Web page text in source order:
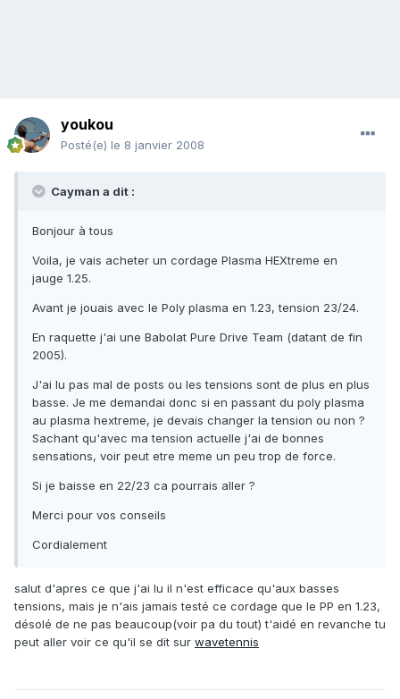
youkou
Posté(e) le 8 janvier 2008
Cayman a dit :
Bonjour à tous
Voila, je vais acheter un cordage Plasma HEXtreme en
jauge 1.25.
Avant je jouais avec le Poly plasma en 1.23, tension 23/24.
En raquette j'ai une Babolat Pure Drive Team (datant de fin
2005).
J'ai lu pas mal de posts ou les tensions sont de plus en plus
basse. Je me demandai donc si en passant du poly plasma
au plasma hextreme, je devais changer la tension ou non ?
Sachant qu'avec ma tension actuelle j'ai de bonnes
sensations, voir peut etre meme un peu trop de force.
Si je baisse en 22/23 ca pourrais aller ?
Merci pour vos conseils
Cordialement
salut d'apres ce que j'ai lu il n'est efficace qu'aux basses
tensions, mais je n'ais jamais testé ce cordage que le PP en 1.23,
désolé de ne pas beaucoup(voir pa du tout) t'aidé en revanche tu
peut aller voir ce qu'il se dit sur wavetennis